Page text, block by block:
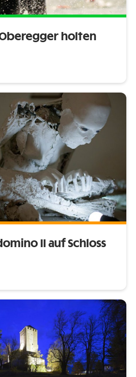
holten
II auf Schloss